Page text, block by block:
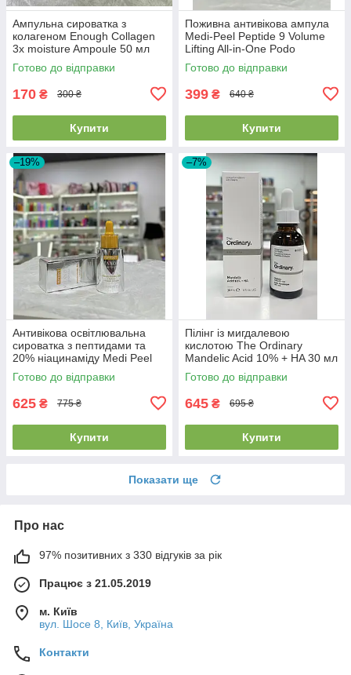
Ампульна сироватка з
колагеном Enough Collagen
3x moisture Ampoule 50 мл
Готово до відправки
170 ₴ 300 ₴
Купити
Поживна антивікова ампула
Medi-Peel Peptide 9 Volume
Lifting All-in-One Podo
Ampoule Pro 30 мл
Готово до відправки
399 ₴ 640 ₴
Купити
–19%
Антивікова освітлювальна
сироватка з пептидами та
20% ніацинаміду Medi Peel
Peptide 9 Vitanol Ampoule Pro
Готово до відправки
625 ₴ 775 ₴
Купити
–7%
Пілінг із мигдалевою
кислотою The Ordinary
Mandelic Acid 10% + HA 30 мл
Готово до відправки
645 ₴ 695 ₴
Купити
Показати ще
Про нас
97% позитивних з 330 відгуків за рік
Працює з 21.05.2019
м. Київ
вул. Шосе 8, Київ, Україна
Контакти